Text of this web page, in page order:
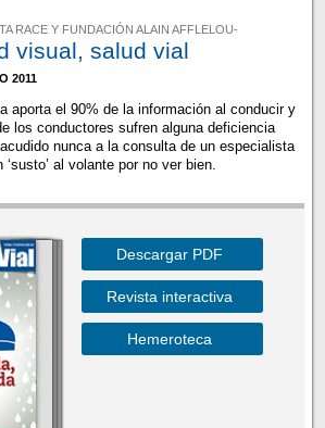
RACE Y FUNDACIÓN ALAIN AFFLELOU-
visual, salud vial
2011
aporta el 90% de la información al conducir y
los conductores sufren alguna deficiencia
nunca a la consulta de un especialista
al volante por no ver bien.
Descargar PDF
Revista interactiva
Hemeroteca